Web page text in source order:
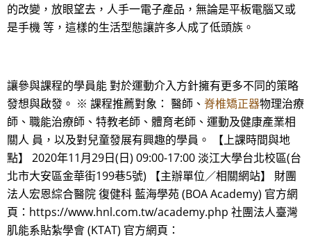
的改變，放眼望去，人手一電子產品，無論是平板電腦又或
是手機 等，這樣的生活型態讓許多人成了低頭族。
讓參與課程的學員能 對於運動介入方針擁有更多不同的策略
發想與啟發。 ※ 課程推薦對象： 醫師、 脊椎矯正器物理治療
師、職能治療師、特教老師、體育老師、運動及健康產業相
關人 員，以及對兒童發展有興趣的學員。 【上課時間與地
點】 2020年11月29日(日) 09:00-17:00 淡江大學台北校區(台
北市大安區金華街199巷5號) 【主辦單位／相關網站】 財團
法人宏恩綜合醫院 復健科 藍海學苑 (BOA Academy) 官方網
頁：https://www.hnl.com.tw/academy.php 社團法人臺灣
肌能系貼紮學會 (KTAT) 官方網頁：